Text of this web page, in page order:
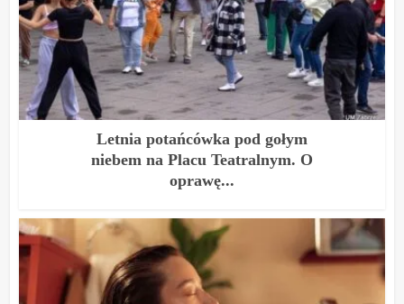
Letnia potańcówka pod gołym
niebem na Placu Teatralnym. O
oprawę...